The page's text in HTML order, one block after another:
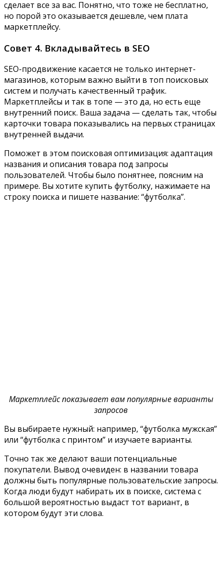
сделает все за вас. Понятно, что тоже не бесплатно,
но порой это оказывается дешевле, чем плата
маркетплейсу.
Совет 4. Вкладывайтесь в SEO
SEO-продвижение касается не только интернет-
магазинов, которым важно выйти в топ поисковых
систем и получать качественный трафик.
Маркетплейсы и так в топе — это да, но есть еще
внутренний поиск. Ваша задача — сделать так, чтобы
карточки товара показывались на первых страницах
внутренней выдачи.
Поможет в этом поисковая оптимизация: адаптация
названия и описания товара под запросы
пользователей. Чтобы было понятнее, поясним на
примере. Вы хотите купить футболку, нажимаете на
строку поиска и пишете название: “футболка”.
Маркетплейс показывает вам популярные варианты
запросов
Вы выбираете нужный: например, “футболка мужская”
или “футболка с принтом” и изучаете варианты.
Точно так же делают ваши потенциальные
покупатели. Вывод очевиден: в названии товара
должны быть популярные пользовательские запросы.
Когда люди будут набирать их в поиске, система с
большой вероятностью выдаст тот вариант, в
котором будут эти слова.